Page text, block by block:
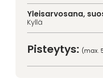
Yleisarvosana,
Kyllä
Pisteytys: (max.